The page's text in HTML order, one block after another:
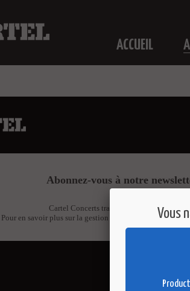
ACCUEIL
Abonnez-vous à notre
Cartel Concerts traite les données
Pour en savoir plus sur la gestion de vos donnéesVous